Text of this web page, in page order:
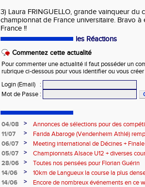
3) Laura FRINGUELLO, grande vainqueur du
championnat de France universitaire. Bravo à
France !!
les Réactions
Commentez cette actualité
Pour commenter une actualité il faut posséder un
rubrique ci-dessous pour vous identifier ou vous
Login (Email)
:
Mot de Passe :
04/08 >
Annonces de sélections pour des
11/07
>
Farida Abaroge (Vendenheim Athlé)
du 5 000 m
06/07 >
Meeting international de Décines + Finale
match interdépartemental U16
05/07 >
Championnats Alsace U12 + diverses
28/06
>
Toutes nos pensées pour Florian Guérin
14/06
>
10km de Langueux la course la plus
14/06
>
Encore de nombreux événements en ce